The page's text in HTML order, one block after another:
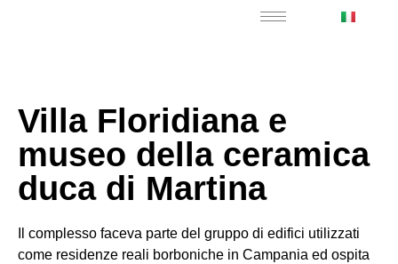
Villa Floridiana e
museo della ceramica
duca di Martina
Il complesso faceva parte del gruppo di edifici utilizzati
come residenze reali borboniche in Campania ed ospita